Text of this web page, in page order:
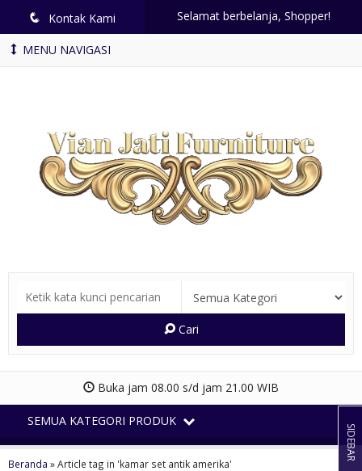
q Kontak Kami Selamat berbelanja, Shopper!
MENU NAVIGASI
Cari
Buka jam 08.00 s/d jam 21.00 WIB
SEMUA KATEGORI PRODUK
Beranda »Article tag in 'kamar set antik amerika'
SIDEBAR